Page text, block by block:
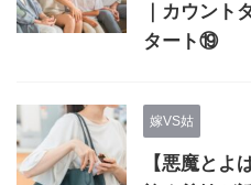
｜カウント
タート⑲
嫁VS姑
【悪魔とよ